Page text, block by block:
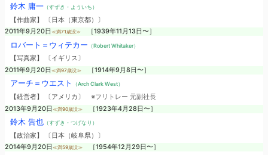
鈴木 庸一（すずき・よういち）
【作曲家】 〔日本（東京都）〕
2011年9月20日 ≪満71歳没≫ ［1939年11月13日〜］
ロバート＝ウィテカー （Robert Whitaker）
【写真家】 〔イギリス〕
2011年9月20日 ≪満97歳没≫ ［1914年9月8日〜］
アーチ＝ウエスト （Arch Clark West）
【経営者】 〔アメリカ〕 ※フリトレー 元副社長
2013年9月20日 ≪満90歳没≫ ［1923年4月28日〜］
鈴木 告也（すずき・つげなり）
【政治家】 〔日本（岐阜県）〕
2014年9月20日 ≪満59歳没≫ ［1954年12月29日〜］